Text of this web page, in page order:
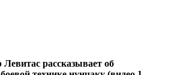
Левитас рассказывает об